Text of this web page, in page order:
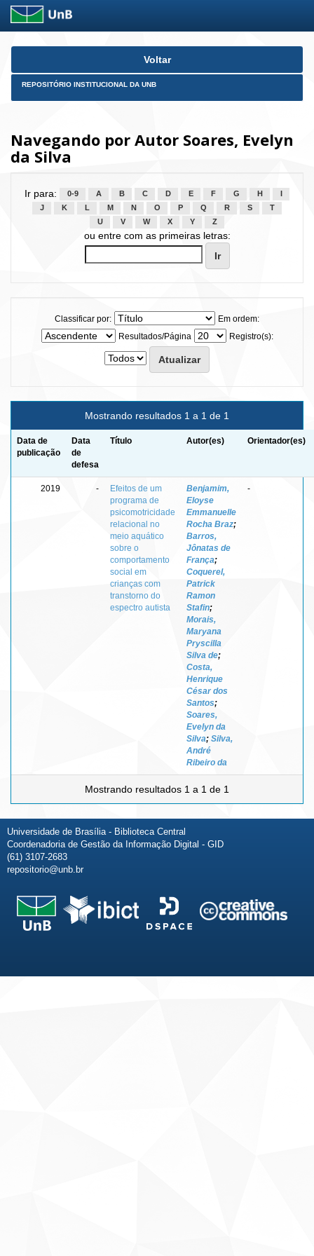
Skip
Voltar
REPOSITÓRIO INSTITUCIONAL DA UNB
Navegando por Autor Soares, Evelyn
da Silva
Ir para: 0-9 A B C D E F G H
J
K L M N O P Q R S
T
U
V W X Y Z
ou entre com as primeiras letras:
Classificar por:
Em ordem:
Resultados/Página
Registro(s):
Mostrando resultados 1 a 1 de 1
Data de
publicação
Data
de
defesa
Título Autor(es) Orientador(es)
2019 -
Efeitos de um
programa de
psicomotricidade
relacional no
meio aquático
sobre o
comportamento
social em
crianças com
transtorno do
espectro autista
Benjamim,
Eloyse
Emmanuelle
Rocha Braz;
Barros,
Jônatas de
França;
Coquerel,
Patrick
Ramon
Stafin;
Morais,
Maryana
Pryscilla
Silva de;
Costa,
Henrique
César dos
Santos;
Soares,
Evelyn da
Silva; Silva,
André
Ribeiro da
-
Mostrando resultados 1 a 1 de 1
Universidade de Brasília - Biblioteca Central
Coordenadoria de Gestão da Informação Digital - GID
(61) 3107-2683
repositorio@unb.br